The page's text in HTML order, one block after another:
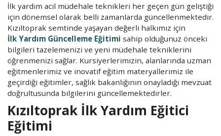
İlk yardım acil müdehale teknikleri her geçen gün geliştiği
için dönemsel olarak belli zamanlarda güncellenmektedir.
Kızıltoprak semtinde yaşayan değerli halkımız için
İlk Yardım Güncelleme Eğitimi sahip olduğunuz önceki
bilgileri tazelemenizi ve yeni müdehale tekniklerini
öğrenmenizi sağlar. Kursiyerlerimizin, alanlarında uzman
eğitmenlerimiz ve inovatif eğitim materyallerimiz ile
geçirdiği eğitimler, sağlık bakanlığının onayladığı mevzuat
doğrultusunda bilgilerini güncellemektedirler.
Kızıltoprak İlk Yardım Eğitici
Eğitimi